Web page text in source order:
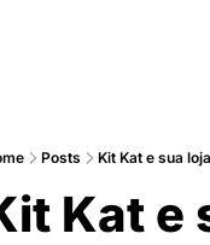
Posts Kit Kat e sua
Kat e